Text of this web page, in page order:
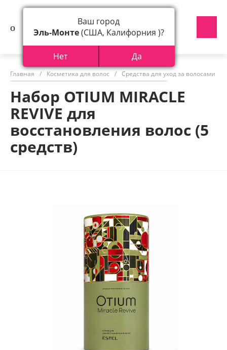
Главная / Косметика для волос / Средства для уход за волосами
Набор OTIUM MIRACLE
REVIVE для
восстановления волос (5
средств)
Ваш город
Эль-Монте(США, Калифорния )?
Нет Да